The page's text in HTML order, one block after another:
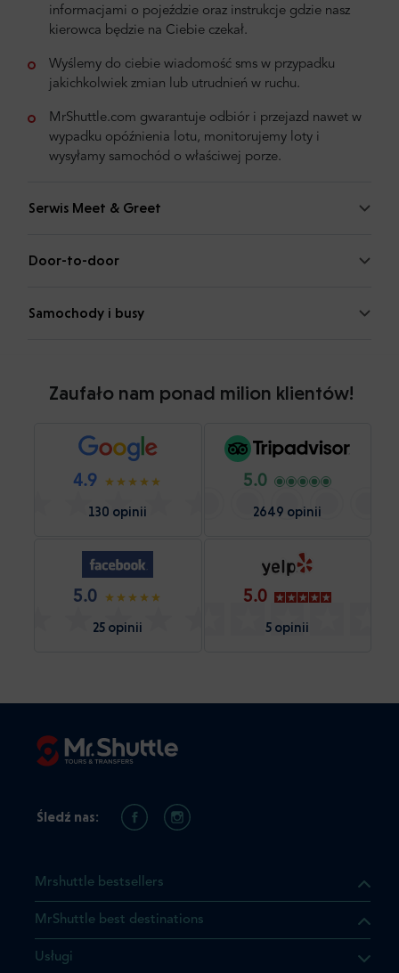
informacjami o pojeździe oraz instrukcje gdzie nasz
kierowca będzie na Ciebie czekał.
Wyślemy do ciebie wiadomość sms w przypadku
jakichkolwiek zmian lub utrudnień w ruchu.
MrShuttle.com gwarantuje odbiór i przejazd nawet w
wypadku opóźnienia lotu, monitorujemy loty i
wysyłamy samochód o właściwej porze.
Serwis Meet & Greet
Door-to-door
Samochody i busy
Zaufało nam ponad milion klientów!
4.9
130 opinii
5.0
2649 opinii
5.0
25 opinii
5.0
5 opinii
którego szukasz jest już
Mrshuttle bestsellers
MrShuttle best destinations
Usługi
Śledź nas: